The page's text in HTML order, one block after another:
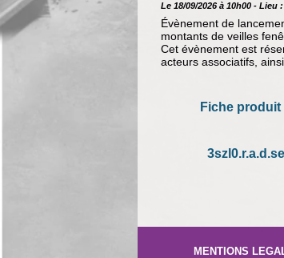
Le 18/09/2026 à 10h00 -
Évènement de
montants de veilles
Cet évènement est
acteurs associatifs,
Fiche produit
MENTIONS